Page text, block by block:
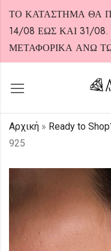
ΤΟ ΚΑΤΑΣΤΗΜΑ ΘΑ
14/08 ΕΩΣ ΚΑΙ 31/
ΜΕΤΑΦΟΡΙΚΑ ΑΝΩ
Αρχική » Ready to
925
HOT